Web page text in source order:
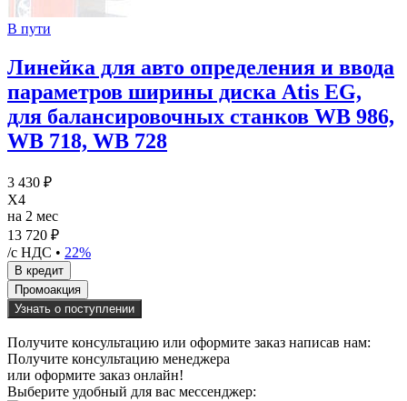
В пути
Линейка для авто определения и ввода
параметров ширины диска Atis EG,
для балансировочных станков WB 986,
WB 718, WB 728
3 430 ₽
X4
на 2 мес
13 720 ₽
/с НДС • 22%
Узнать о поступлении
Получите консультацию или оформите заказ написав нам:
Получите консультацию менеджера
или оформите заказ онлайн!
Выберите удобный для вас мессенджер: